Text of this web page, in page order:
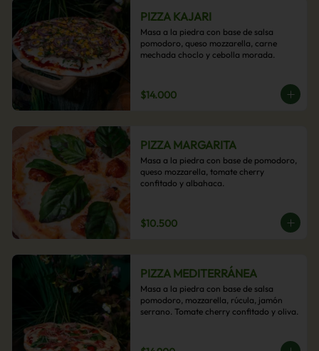
PIZZA KAJARI
Masa a la piedra con base de salsa
pomodoro, queso mozzarella, carne
mechada choclo y cebolla morada.
$14.000
PIZZA MARGARITA
Masa a la piedra con base de pomodoro,
queso mozzarella, tomate cherry
confitado y albahaca.
$10.500
PIZZA MEDITERRÁNEA
Masa a la piedra con base de salsa
pomodoro, mozzarella, rúcula, jamón
serrano. Tomate cherry confitado y oliva.